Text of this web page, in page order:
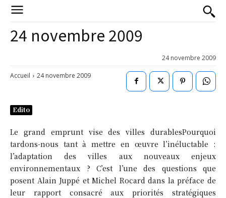
24 novembre 2009
24 novembre 2009
Accueil 24 novembre 2009
Edito
Le grand emprunt vise des villes durablesPourquoi
tardons-nous tant à mettre en œuvre l’inéluctable :
l’adaptation des villes aux nouveaux enjeux
environnementaux ? C’est l’une des questions que
posent Alain Juppé et Michel Rocard dans la préface de
leur rapport consacré aux priorités stratégiques